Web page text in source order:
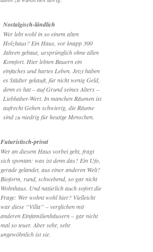
Nostalgisch-ländlich
Wer lebt wohl in so einem alten
Holzhaus? Ein Haus, vor knapp 300
Jahren gebaut, ursprünglich ohne allen
Komfort. Hier lebten Bauern ein
einfaches und hartes Leben. Jetzt haben
es Städter gekauft, für nicht wenig Geld,
denn es hat – auf Grund seines Alters –
Liebhaber-Wert. In manchen Räumen ist
aufrecht Gehen schwierig, die Räume
sind zu niedrig für heutige Menschen.
Futuristisch-privat
Wer an diesem Haus vorbei geht, fragt
sich spontan: was ist denn das? Ein Ufo,
gerade gelandet, aus einer anderen Welt?
Bioform, rund, schwebend, so gar nicht
Wohnhaus. Und natürlich auch sofort die
Frage: Wer wohnt wohl hier? Vielleicht
war diese “Villa” – verglichen mit
anderen Einfamilienhäusern – gar nicht
mal so teuer. Aber sehr, sehr
ungewöhnlich ist sie.